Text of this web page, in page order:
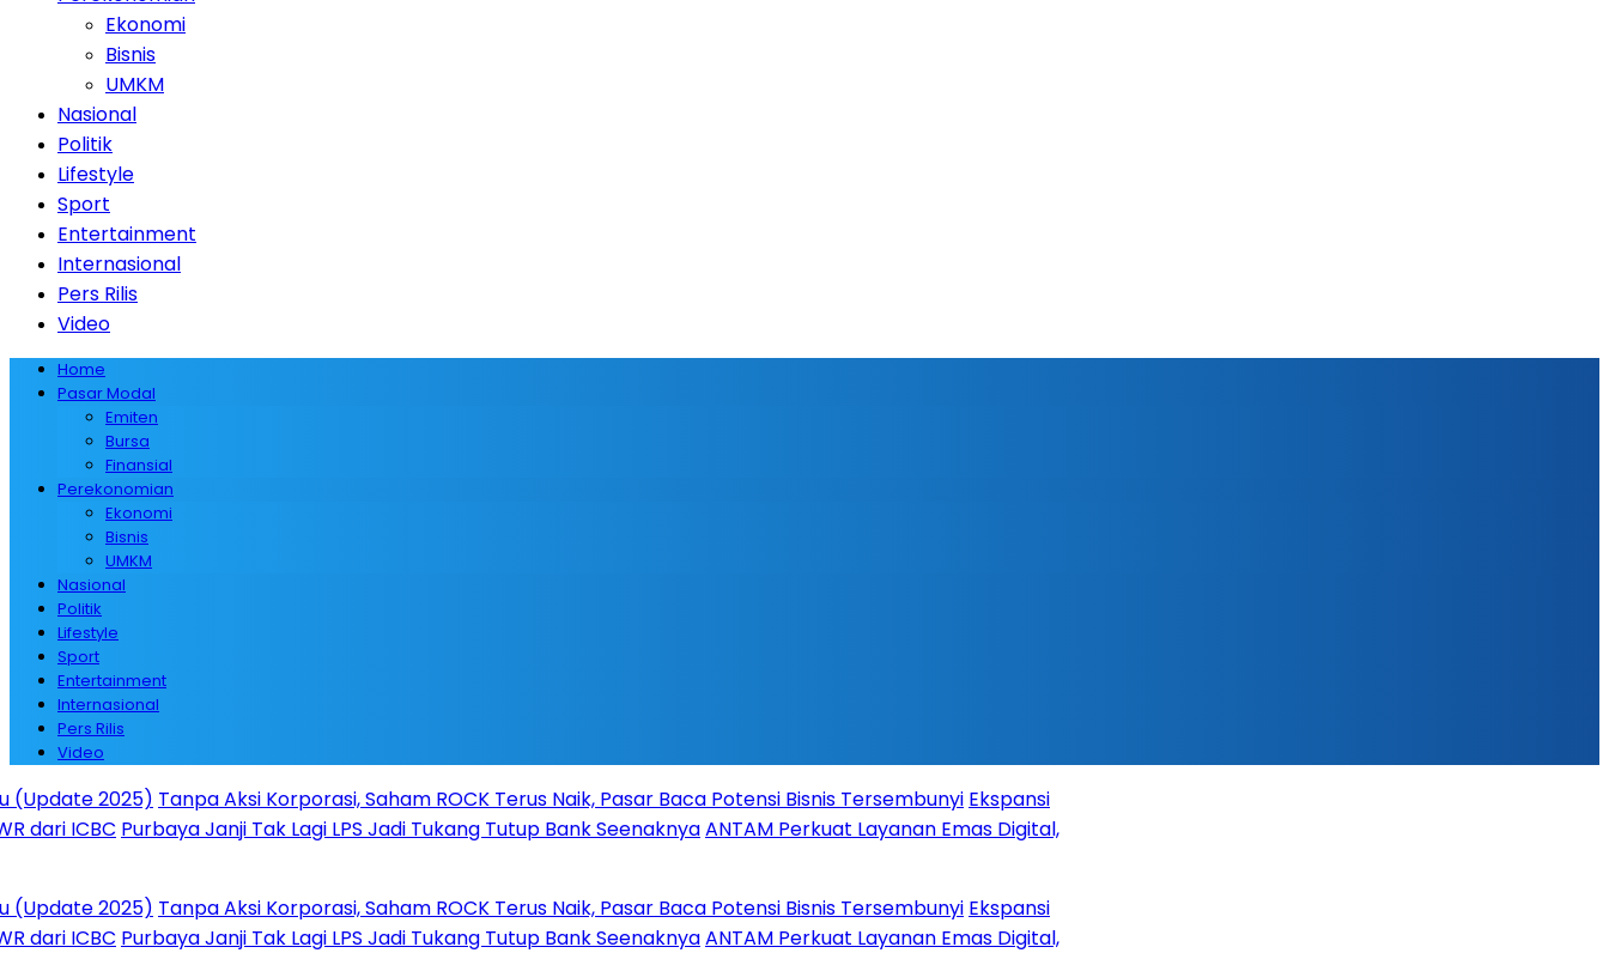
Ekonomi
Bisnis
UMKM
Nasional
Politik
Lifestyle
Sport
Entertainment
Internasional
Pers Rilis
Video
Home
Pasar Modal
Emiten
Bursa
Finansial
Perekonomian
Ekonomi
Bisnis
UMKM
Nasional
Politik
Lifestyle
Sport
Entertainment
Internasional
Pers Rilis
Video
2025)Tanpa Aksi Korporasi, Saham ROCK Terus Naik, Pasar Baca Potensi Bisnis TersembunyiEkspansi
Purbaya Janji Tak Lagi LPS Jadi Tukang Tutup Bank SeenaknyaANTAM Perkuat Layanan Emas Digital,
2025)Tanpa Aksi Korporasi, Saham ROCK Terus Naik, Pasar Baca Potensi Bisnis TersembunyiEkspansi
Purbaya Janji Tak Lagi LPS Jadi Tukang Tutup Bank SeenaknyaANTAM Perkuat Layanan Emas Digital,